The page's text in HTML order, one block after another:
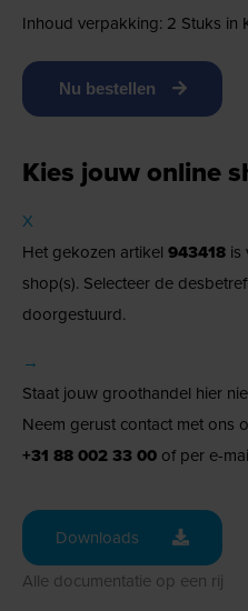
Inhoud verpakking: 2 Stuks in
Nu bestellen
Kies jouw online
X
Het gekozen artikel 943418 is
shop(s). Selecteer de
doorgestuurd.
→
Staat jouw groothandel hier
Neem gerust contact met ons
+31 88 002 33 00 of per e-
Downloads
Alle documentatie op een rij